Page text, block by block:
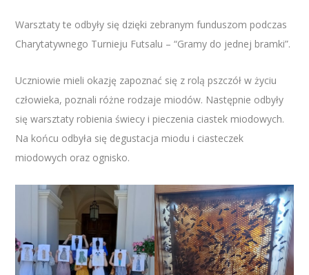
Warsztaty te odbyły się dzięki zebranym funduszom podczas
Charytatywnego Turnieju Futsalu – “Gramy do jednej bramki”.
Uczniowie mieli okazję zapoznać się z rolą pszczół w życiu
człowieka, poznali różne rodzaje miodów. Następnie odbyły
się warsztaty robienia świecy i pieczenia ciastek miodowych.
Na końcu odbyła się degustacja miodu i ciasteczek
miodowych oraz ognisko.